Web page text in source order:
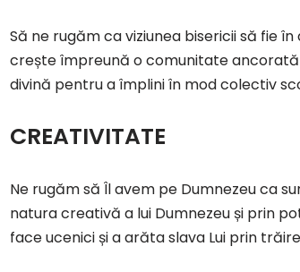
Să ne rugăm ca viziunea bisericii să fie
crește împreună o comunitate ancorată
divină pentru a împlini în mod colectiv
CREATIVITATE
Ne rugăm să Îl avem pe Dumnezeu ca
natura creativă a lui Dumnezeu și prin
face ucenici și a arăta slava Lui prin